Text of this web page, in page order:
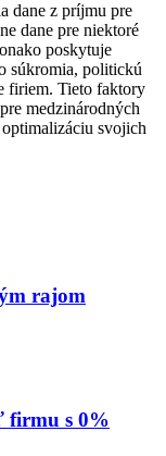
dane z príjmu pre
dane pre niektoré
poskytuje
súkromia, politickú
firiem. Tieto faktory
pre medzinárodných
svojich
rajom
firmu s 0%